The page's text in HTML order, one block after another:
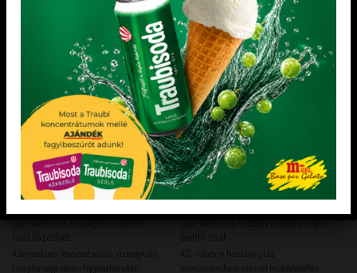
KEDVENCEM! KEDVENCEM!
KEDVENCEM!
rost főzéshez
A termékben lévő rost sűrítő, vízmegkötő
tulajdonsága révén fogyasztás után
KEDVENCEM!
élelmi rost
A C-vitamin hozzájárul az
immunrendszer normál működéséhez.